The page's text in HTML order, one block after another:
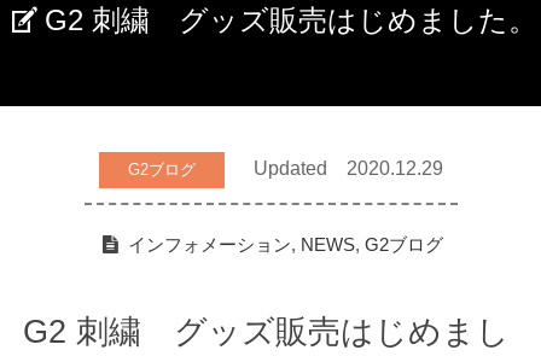
G2 刺繍 グッズ販売はじめました。
G2ブログ Updated 2020.12.29
インフォメーション, NEWS, G2ブログ
G2 刺繍 グッズ販売はじめまし